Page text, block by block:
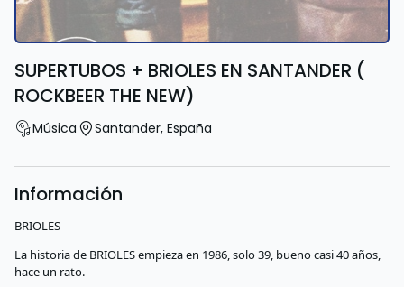
SUPERTUBOS + BRIOLES EN SANTANDER (
ROCKBEER THE NEW)
Música Santander, España
Información
BRIOLES
La historia de BRIOLES empieza en 1986, solo 39, bueno casi 40 años,
hace un rato.